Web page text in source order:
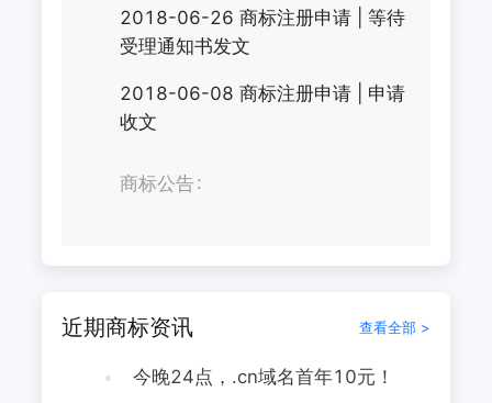
2018-06-26 商标注册申请| 等待
受理通知书发文
2018-06-08 商标注册申请| 申请
收文
商标公告
近期商标资讯 查看全部 >
今晚24点，.cn域名首年10元！